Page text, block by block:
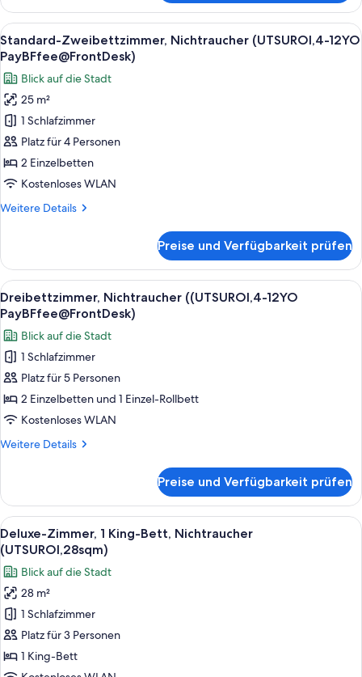
1
Queen-
Bett,
Nichtraucher
(UTSUROI,4-
12YO
PayBFfee@FrontDesk)
Alle
Fotos
für
Standard-
Zweibettzimmer,
Nichtraucher
(UTSUROI,4-
12YO
PayBFfee@FrontDesk)
Ein Hotelzimmer mit zwei Betten,
6
Standard-Zweibettzimmer, Nichtraucher (UTSUROI,4-12YO
PayBFfee@FrontDesk)
Blick auf die Stadt
25 m²
1 Schlafzimmer
Platz für 4 Personen
2 Einzelbetten
Kostenloses WLAN
Weitere Details
Weitere
Zweibettzimmer,
Nichtraucher
(UTSUROI,4-
12YO
PayBFfee@FrontDesk)
Preise und Verfügbarkeit prüfen
Alle
Fotos
für
Dreibettzimmer,
Nichtraucher
((UTSUROI,4-
12YO
PayBFfee@FrontDesk)
anzeigen
Ein Hotelzimmer mit zwei Betten,
6
Dreibettzimmer, Nichtraucher ((UTSUROI,4-12YO
PayBFfee@FrontDesk)
Blick auf die Stadt
1 Schlafzimmer
Platz für 5 Personen
2 Einzelbetten und 1 Einzel-Rollbett
Kostenloses WLAN
Weitere Details
Weitere
Nichtraucher
((UTSUROI,4-
12YO
PayBFfee@FrontDesk)
Preise und Verfügbarkeit prüfen
Alle
Fotos
für
Deluxe-
Zimmer,
1 King-
Bett,
Nichtraucher
Ein Hotelzimmer mit Bett, Sofa,
4
Deluxe-Zimmer, 1 King-Bett, Nichtraucher
(UTSUROI,28sqm)
Blick auf die Stadt
28 m²
1 Schlafzimmer
Platz für 3 Personen
1 King-Bett